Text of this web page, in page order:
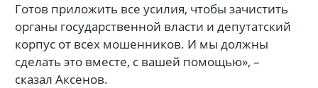
Готов приложить все усилия, чтобы зачистить
органы государственной власти и депутатский
корпус от всех мошенников. И мы должны
сделать это вместе, с вашей помощью», –
сказал Аксенов.